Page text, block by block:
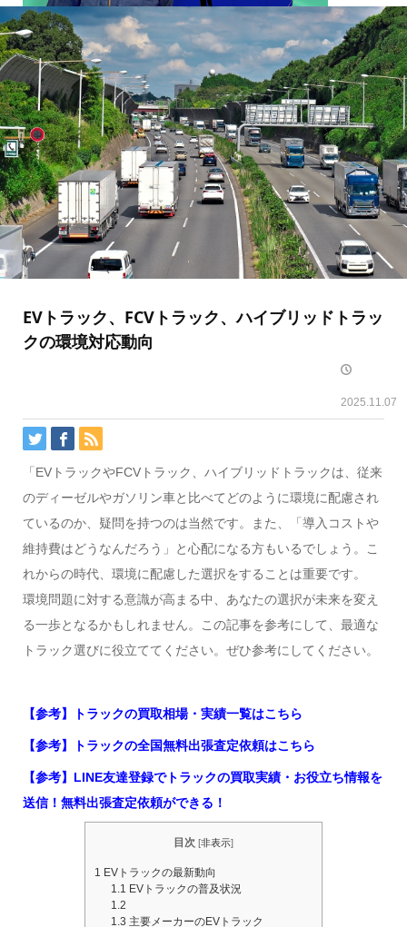
EVトラック、FCVトラック、ハイブリッドトラッ
クの環境対応動向
2025.11.07
「EVトラックやFCVトラック、ハイブリッドトラックは、従来
のディーゼルやガソリン車と比べてどのように環境に配慮され
ているのか、疑問を持つのは当然です。また、「導入コストや
維持費はどうなんだろう」と心配になる方もいるでしょう。こ
れからの時代、環境に配慮した選択をすることは重要です。
環境問題に対する意識が高まる中、あなたの選択が未来を変え
る一歩となるかもしれません。この記事を参考にして、最適な
トラック選びに役立ててください。ぜひ参考にしてください。
【参考】トラックの買取相場・実績一覧はこちら
【参考】トラックの全国無料出張査定依頼はこちら
【参考】LINE友達登録でトラックの買取実績・お役立ち情報を
送信！無料出張査定依頼ができる！
目次 [非表示]
1 EVトラックの最新動向
1.1 EVトラックの普及状況
1.2
1.3 主要メーカーのEVトラック